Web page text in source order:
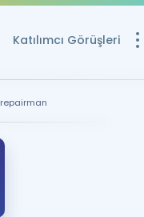
Katılımcı Görüşleri
repairman